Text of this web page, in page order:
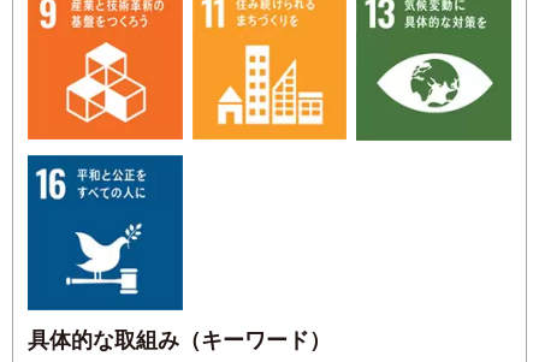
具体的な取組み（キーワード）